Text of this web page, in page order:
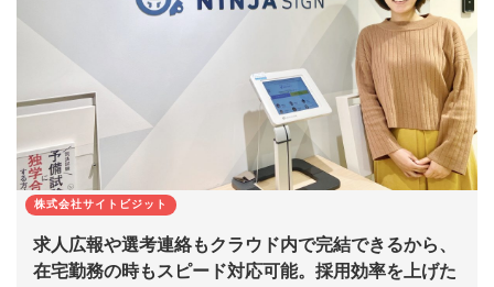
株式会社サイトビジット
求人広報や選考連絡もクラウド内で完結できるから、
在宅勤務の時もスピード対応可能。採用効率を上げた